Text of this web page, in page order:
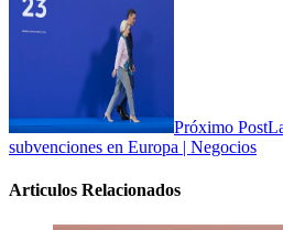
Próximo Post
subvenciones en Europa | Negocios
Articulos Relacionados